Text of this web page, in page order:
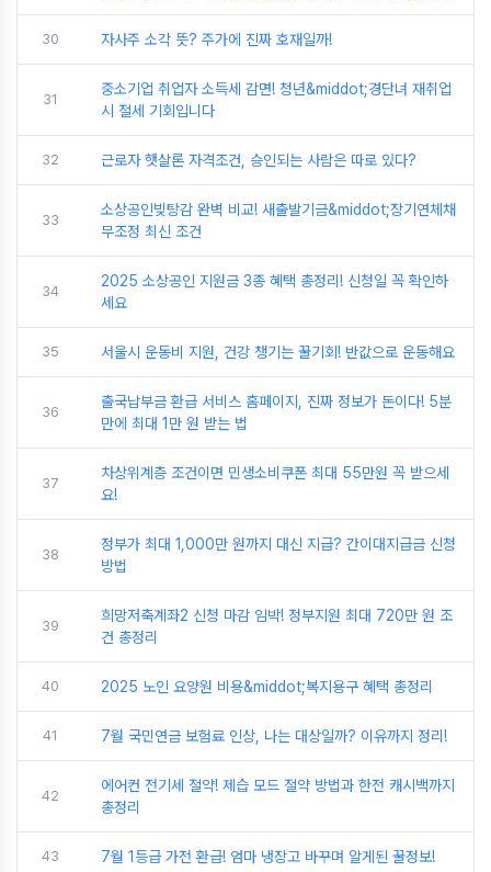
30 자사주 소각 뜻? 주가에 진짜 호재일까!
31
중소기업 취업자 소득세 감면! 청년&middot;경단녀 재취업
시 절세 기회입니다
32 근로자 햇살론 자격조건, 승인되는 사람은 따로 있다?
33
소상공인빚탕감 완벽 비교! 새출발기금&middot;장기연체채
무조정 최신 조건
34
2025 소상공인 지원금 3종 혜택 총정리! 신청일 꼭 확인하
세요
35 서울시 운동비 지원, 건강 챙기는 꿀기회! 반값으로 운동해요
36
출국납부금 환급 서비스 홈페이지, 진짜 정보가 돈이다! 5분
만에 최대 1만 원 받는 법
37
차상위계층 조건이면 민생소비쿠폰 최대 55만원 꼭 받으세
요!
38
정부가 최대 1,000만 원까지 대신 지급? 간이대지급금 신청
방법
39
희망저축계좌2 신청 마감 임박! 정부지원 최대 720만 원 조
건 총정리
40 2025 노인 요양원 비용&middot;복지용구 혜택 총정리
41 7월 국민연금 보험료 인상, 나는 대상일까? 이유까지 정리!
42
에어컨 전기세 절약! 제습 모드 절약 방법과 한전 캐시백까지
총정리
43 7월 1등급 가전 환급! 엄마 냉장고 바꾸며 알게된 꿀정보!